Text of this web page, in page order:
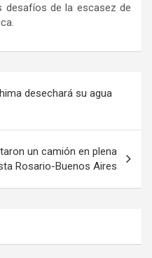
desafíos de la escasez de
desechará su agua
un camión en plena
Rosario-Buenos Aires